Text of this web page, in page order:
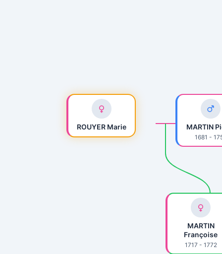
MARTIN
Françoise
1717 - 1772
MARTIN
1681 -
ROUYER Marie